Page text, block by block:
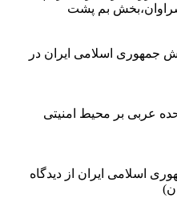
بم پشت
جمهوری اسلامی ایران در
عربی بر محیط امنیتی
اسلامی ایران از دیدگاه